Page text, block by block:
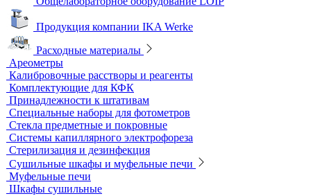
Оборудование для отбора проб воздуха
Аналитичесике фильтры
Аспираторы
Пробоотборники
Сорбционные трубки
Оборудование для перемешивания
Общелабораторное оборудование LOIP
Продукция компании IKA Werke